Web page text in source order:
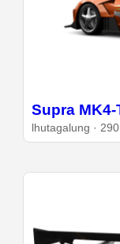
Supra
lhutagalung ·